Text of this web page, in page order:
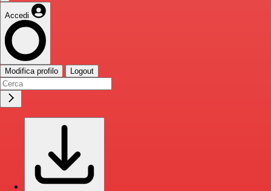
Accedi
Modifica profilo Logout